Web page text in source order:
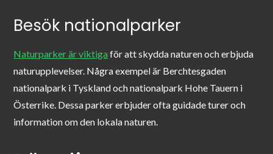
Besök nationalparker
Naturparker är viktiga för att skydda naturen och erbjuda
naturupplevelser. Några exempel är Berchtesgaden
nationalpark i Tyskland och nationalpark Hohe Tauern i
Österrike. Dessa parker erbjuder ofta guidade turer och
information om den lokala naturen.